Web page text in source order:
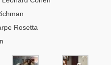
Rosetta